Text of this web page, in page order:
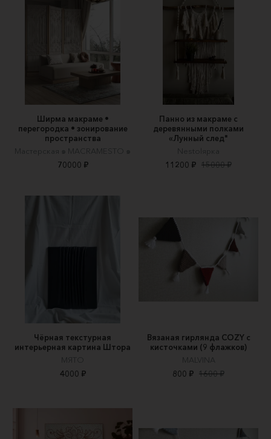
Ширма макраме •
перегородка • зонирование
пространства
Мастерская ๑ MACRAMESTO ๑
70000 ₽
Панно из макраме с
деревянными полками
«Лунный след"
Nestolярка
11200 ₽ 15000 ₽
Чёрная текстурная
интерьерная картина Штора
МЯТО
4000 ₽
Вязаная гирлянда COZY с
кисточками (9 флажков)
MALVINA
800 ₽ 1600 ₽